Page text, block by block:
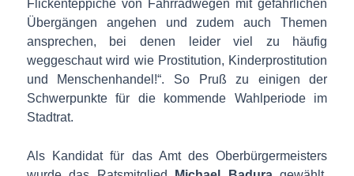
Flickenteppiche von Fahrradwegen mit gefährlichen
Übergängen angehen und zudem auch Themen
ansprechen, bei denen leider viel zu häufig
weggeschaut wird wie Prostitution, Kinderprostitution
und Menschenhandel!“. So Pruß zu einigen der
Schwerpunkte für die kommende Wahlperiode im
Stadtrat.
Als Kandidat für das Amt des Oberbürgermeisters